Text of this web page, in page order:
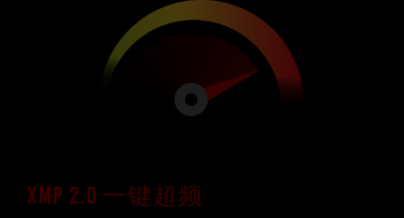
XMP 2.0 一键超频